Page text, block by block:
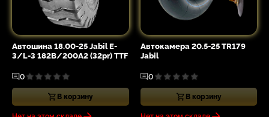
Автошина 18.00-25 Jabil E-
3/L-3 182B/200A2 (32pr) TTF
0
В корзину
Автокамера 20.5-25 TR179
Jabil
0
В корзину